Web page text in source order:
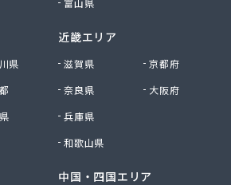
/
足守営業所/
本社/
本社 お客様サービスセンタ
県
近畿エリア
滋賀県
京都府
奈良県
大阪府
兵庫県
和歌山県
中国・四国エリア